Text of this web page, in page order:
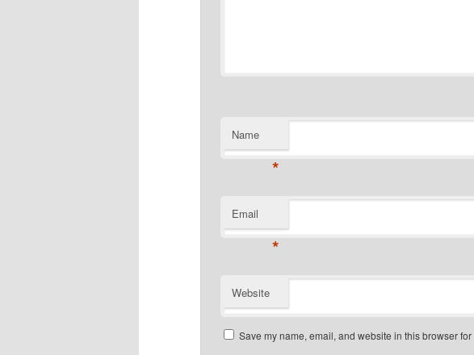
Name
*
Email
*
Website
Save my name, email, and website in this browser